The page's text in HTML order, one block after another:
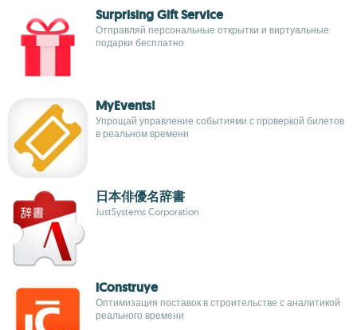
Surprising Gift Service
Отправляй персональные открытки и виртуальные
подарки бесплатно
MyEvents!
Упрощай управление событиями с проверкой билетов
в реальном времени
日本俳優名辞書
JustSystems Corporation
iConstruye
Оптимизация поставок в строительстве с аналитикой
реального времени